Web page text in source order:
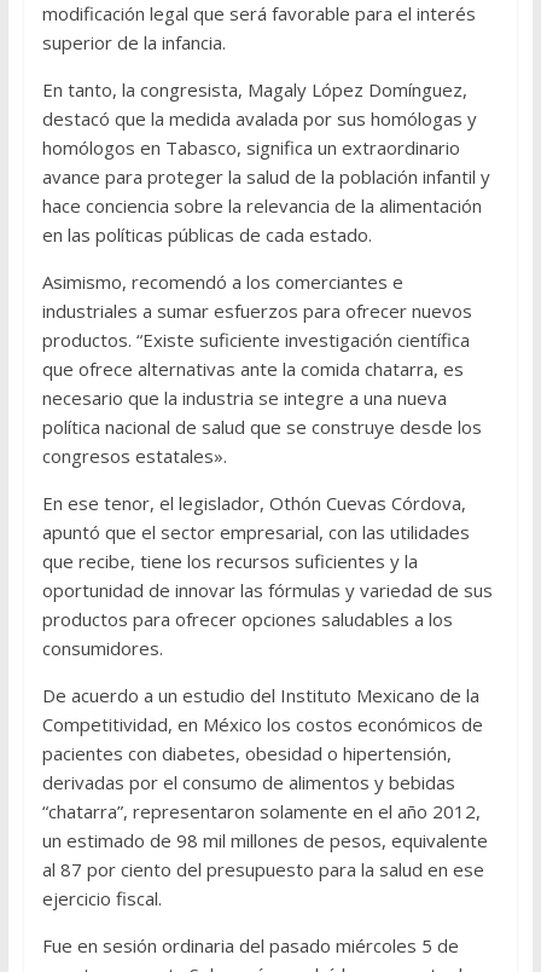
modificación legal que será favorable para el interés
superior de la infancia.
En tanto, la congresista, Magaly López Domínguez,
destacó que la medida avalada por sus homólogas y
homólogos en Tabasco, significa un extraordinario
avance para proteger la salud de la población infantil y
hace conciencia sobre la relevancia de la alimentación
en las políticas públicas de cada estado.
Asimismo, recomendó a los comerciantes e
industriales a sumar esfuerzos para ofrecer nuevos
productos. “Existe suficiente investigación científica
que ofrece alternativas ante la comida chatarra, es
necesario que la industria se integre a una nueva
política nacional de salud que se construye desde los
congresos estatales».
En ese tenor, el legislador, Othón Cuevas Córdova,
apuntó que el sector empresarial, con las utilidades
que recibe, tiene los recursos suficientes y la
oportunidad de innovar las fórmulas y variedad de sus
productos para ofrecer opciones saludables a los
consumidores.
De acuerdo a un estudio del Instituto Mexicano de la
Competitividad, en México los costos económicos de
pacientes con diabetes, obesidad o hipertensión,
derivadas por el consumo de alimentos y bebidas
“chatarra”, representaron solamente en el año 2012,
un estimado de 98 mil millones de pesos, equivalente
al 87 por ciento del presupuesto para la salud en ese
ejercicio fiscal.
Fue en sesión ordinaria del pasado miércoles 5 de